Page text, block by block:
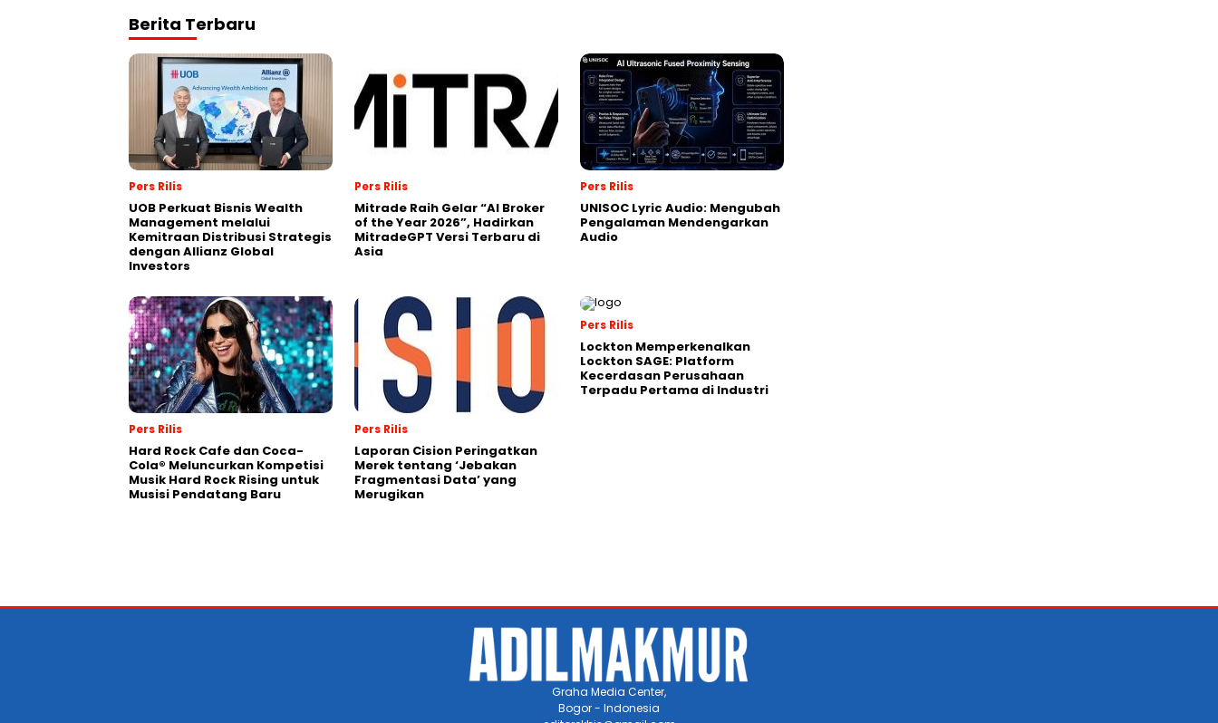
Berita Terbaru
Pers Rilis
UOB Perkuat Bisnis Wealth
Management melalui
Kemitraan Distribusi Strategis
dengan Allianz Global
Investors
Pers Rilis
Mitrade Raih Gelar “AI Broker
of the Year 2026”, Hadirkan
MitradeGPT Versi Terbaru di
Asia
Pers Rilis
UNISOC Lyric Audio: Mengubah
Pengalaman Mendengarkan
Audio
Pers Rilis
Hard Rock Cafe dan Coca-
Cola® Meluncurkan Kompetisi
Musik Hard Rock Rising untuk
Musisi Pendatang Baru
Pers Rilis
Laporan Cision Peringatkan
Merek tentang ‘Jebakan
Fragmentasi Data’ yang
Merugikan
Pers Rilis
Lockton Memperkenalkan
Lockton SAGE: Platform
Kecerdasan Perusahaan
Terpadu Pertama di Industri
Graha Media Center,
Bogor - Indonesia